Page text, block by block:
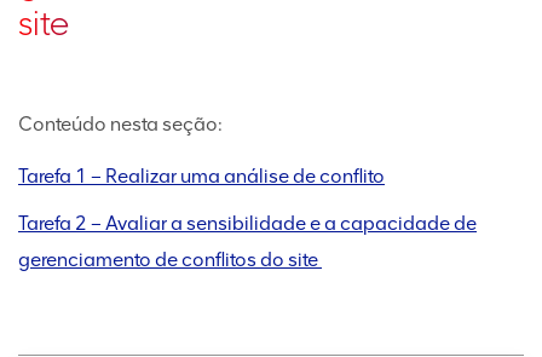
site
Conteúdo nesta seção:
Tarefa 1 – Realizar uma análise de conflito
Tarefa 2 – Avaliar a sensibilidade e a capacidade de
gerenciamento de conflitos do site